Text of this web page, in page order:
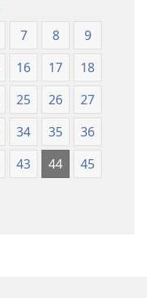
o
ao
apî
Te
Bibilia,
Huriraa
ao
apî
7 8
9
16 17
18
25 26
27
34 35
36
43 44
45